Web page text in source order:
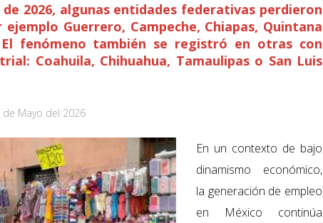
2026, algunas entidades federativas perdieron
Guerrero, Campeche, Chiapas, Quintana
fenómeno también se registró en otras con
Coahuila, Chihuahua, Tamaulipas o San Luis
de Mayo del 2026
En un contexto de bajo
dinamismo económico,
la generación de empleo
en México continúa